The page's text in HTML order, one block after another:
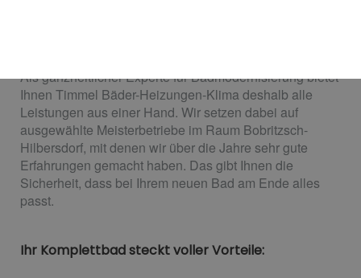
Als ganzheitlicher Experte für Badmodernisierung bietet
Ihnen Timmel Bäder-Heizungen-Klima deshalb alle
Leistungen aus einer Hand. Wir setzen dabei auf
ausgewählte Meisterbetriebe im Raum Bobritzsch-
Hilbersdorf, mit denen wir über die Jahre sehr gute
Erfahrungen gemacht haben. Das gibt Ihnen die
Sicherheit, dass bei Ihrem neuen Bad am Ende alles
passt.
Ihr Komplettbad steckt voller Vorteile: